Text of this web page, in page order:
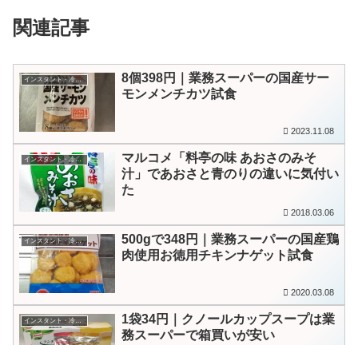
関連記事
インスタント・冷凍食品
8個398円｜業務スーパーの国産サー
モンメンチカツ試食
2023.11.08
インスタント・冷凍食品
マルコメ「料亭の味 あおさのみそ
汁」であおさと青のりの違いに気付い
た
2018.03.06
インスタント・冷凍食品
500gで348円｜業務スーパーの国産鶏
肉使用お徳用チキンナゲット試食
2020.03.08
インスタント・冷凍食品
1袋34円｜クノールカップスープは業
務スーパーで箱買いが安い